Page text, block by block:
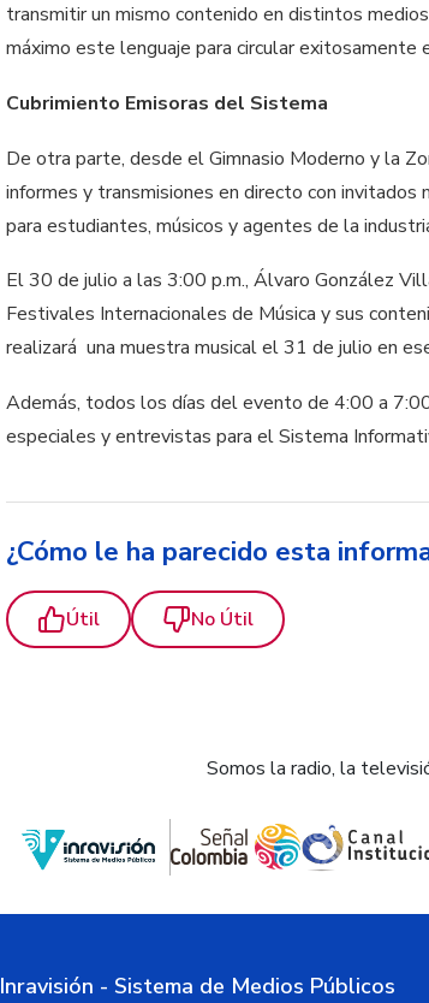
transmitir un mismo contenido en distintos
máximo este lenguaje para circular exitosamente
Cubrimiento Emisoras del Sistema
De otra parte, desde el Gimnasio Moderno y la
informes y transmisiones en directo con
para estudiantes, músicos y agentes de la
El 30 de julio a las 3:00 p.m., Álvaro González
Festivales Internacionales de Música y sus
realizará una muestra musical el 31 de julio en
Además, todos los días del evento de 4:00 a
especiales y entrevistas para el Sistema
¿Cómo le ha parecido esta
Útil No Útil
Somos la radio, la
Inravisión - Sistema de Medios Públicos